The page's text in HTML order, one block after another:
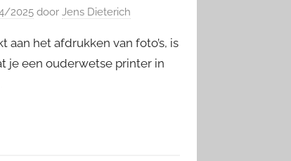
2025 door Jens Dieterich
aan het afdrukken van foto’s, is
je een ouderwetse printer in